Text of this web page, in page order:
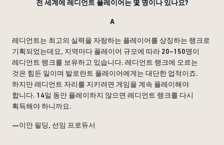
전 세계에 레디언트 플레이어는 몇 명이나 있나요?
A
레디언트는 최고의 실력을 자랑하는 플레이어를 상징하는 랭크로
기획되었는데요, 지역마다 플레이어 규모에 따라 20~150명이
레디언트 랭크를 보유하고 있습니다. 레디언트 랭크에 오르는
것은 힘든 일이며 발로란트 플레이어에게는 대단한 업적이죠.
하지만 레디언트 자리를 지키려면 게임을 계속 플레이해야
합니다. 14일 동안 플레이하지 않으면 레디언트 랭크를 다시
획득해야 하니까요.
—이안 필딩, 선임 프로듀서